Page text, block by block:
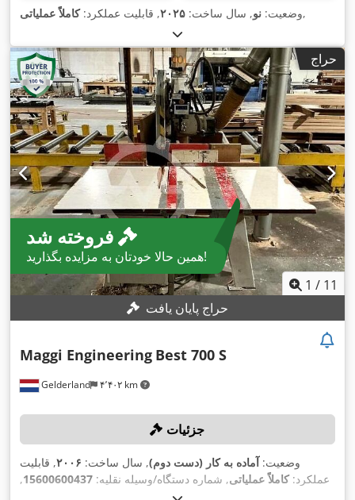
وضعیت: نو, سال ساخت: ۲۰۲۵, قابلیت عملکرد:کاملاً عملیاتی ,
حراج
همین حالا خودتان به مزایده بگذارید!
1 / 11
حراج پایان یافت
Gelderland ۴٬۴۰۲ km
Maggi Engineering Best 700 S
جزئیات
وضعیت: آماده به کار (دست دوم), سال ساخت: ۲۰۰۶, قابلیت
عملکرد:کاملاً عملیاتی, شماره دستگاه/وسیله نقلیه: 15600600437
,
۱۳۰ میلی‌متر